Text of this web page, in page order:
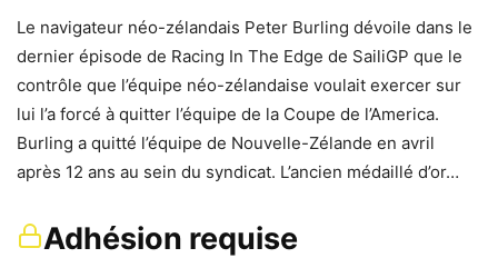
Le navigateur néo-zélandais Peter Burling dévoile dans le
dernier épisode de Racing In The Edge de SailiGP que le
contrôle que l’équipe néo-zélandaise voulait exercer sur
lui l’a forcé à quitter l’équipe de la Coupe de l’America.
Burling a quitté l’équipe de Nouvelle-Zélande en avril
après 12 ans au sein du syndicat. L’ancien médaillé d’or…
Adhésion requise